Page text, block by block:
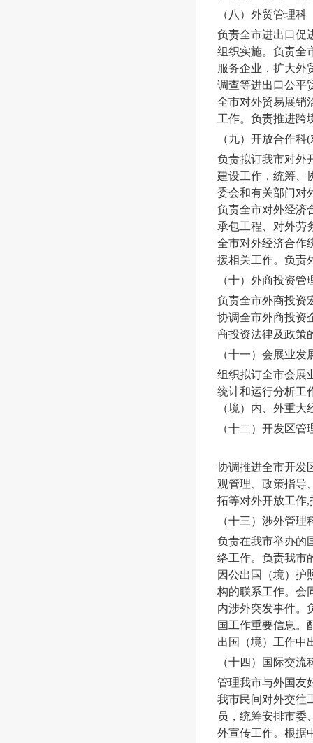
（八） 外贸管理科
负责全市进出口促
组织实施。负责全
服务企业，扩大外
调查等进出口公平
全市对外贸易展销
工作。负责推进跨
（九） 开放合作科(
负责拟订我市对外
建设工作，统筹、
委会和有关部门对
负责全市对外经济
承包工程、对外劳
全市对外经济合作
援相关工作。负责
（十） 外商投资管
负责全市外商投资
协调全市外商投资
商投资法律及政策
（十一） 会展业发
组织拟订全市会展
统计和运行分析工
（境）内、外重大
（十二） 开发区管
协调推进全市开发
观管理、政策指导
拓等对外开放工作
（十三）涉外管理
负责在我市举办的
络工作。负责我市
因公出国（境）护
构的联系工作。会
内涉外突发事件。
国工作重要信息。
出国（境）工作中
（十四）国际交流
管理我市与外国友
我市民间对外交往
员，统筹安排市委
外宣传工作。根据